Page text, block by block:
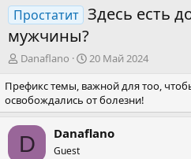
Простатит Здесь есть
мужчины?
А
т
о
р
т
е
Danaflano
Д
т
а
н
а
ч
20 Май 2024
Префикс темы, важной для тоо,
освобождались от болезни!
D Danaflano
Guest